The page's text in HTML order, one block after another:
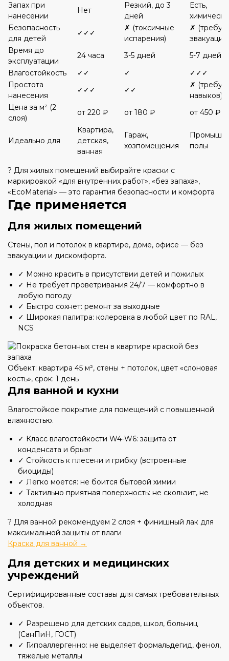
Запах при
нанесении
Нет
Резкий, до 3
дней
Есть,
Безопасность
для детей
✓✓✓
✗ (токсичные
испарения)
✗
Время до
эксплуатации
24 часа 3-5 дней
5-7 дней
Влагостойкость
✓✓ ✓
✓✓✓
Простота
нанесения
✓✓✓ ✓✓
✗
навыков)
Цена за м² (2
слоя)
от 220 ₽ от 180 ₽ от 450 ₽
Идеально для
Квартира,
детская,
ванная
Гараж,
хозпомещения
полы
? Для жилых помещений выбирайте краски с
маркировкой «для внутренних работ», «без запаха»,
«EcoMaterial» — это гарантия безопасности и комфорта
Где применяется
Для жилых помещений
Стены, пол и потолок в квартире, доме, офисе — без
эвакуации и дискомфорта.
✓ Можно красить в присутствии детей и пожилых
✓ Не требует проветривания 24/7 — комфортно в
любую погоду
✓ Быстро сохнет: ремонт за выходные
✓ Широкая палитра: колеровка в любой цвет по RAL,
NCS
Объект: квартира 45 м², стены + потолок, цвет «слоновая
кость», срок: 1 день
Для ванной и кухни
Влагостойкое покрытие для помещений с повышенной
влажностью.
✓ Класс влагостойкости W4-W6: защита от
конденсата и брызг
✓ Стойкость к плесени и грибку (встроенные
биоциды)
✓ Легко моется: не боится бытовой химии
✓ Тактильно приятная поверхность: не скользит, не
холодная
? Для ванной рекомендуем 2 слоя + финишный лак для
максимальной защиты от влаги
Краска для ванной →
Для детских и медицинских
учреждений
Сертифицированные составы для самых требовательных
объектов.
✓ Разрешено для детских садов, школ, больниц
(СанПиН, ГОСТ)
✓ Гипоаллергенно: не выделяет формальдегид, фенол,
тяжёлые металлы